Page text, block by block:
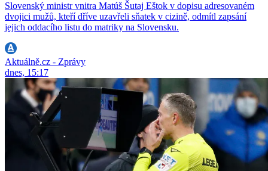
Slovenský ministr vnitra Matúš Šutaj Eštok v dopisu adresovaném
dvojici mužů, kteří dříve uzavřeli sňatek v cizině, odmítl zapsání
jejich oddacího listu do matriky na Slovensku.
Aktuálně.cz - Zprávy
dnes, 15:17